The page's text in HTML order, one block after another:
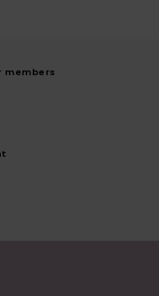
members